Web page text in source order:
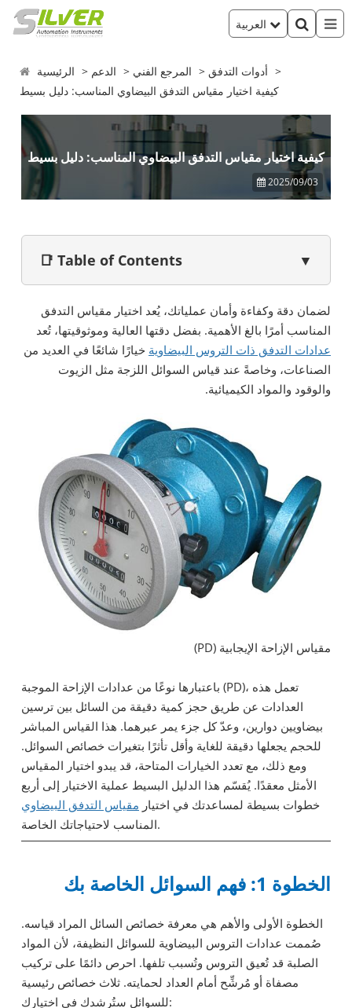
الرئيسية الدعم المرجع الفني
أدوات التدفق
كيفية اختيار مقياس التدفق البيضاوي المناسب: دليل بسيط
كيفية اختيار مقياس التدفق البيضاوي المناسب: دليل بسيط
2025/09/03
📑 Table of Contents ▼
لضمان دقة وكفاءة وأمان عملياتك، يُعد اختيار مقياس التدفق
المناسب أمرًا بالغ الأهمية. بفضل دقتها العالية وموثوقيتها، تُعد
عدادات التدفق ذات التروس البيضاوية خيارًا شائعًا في العديد من
الصناعات، وخاصةً عند قياس السوائل اللزجة مثل الزيوت
والوقود والمواد الكيميائية.
مقياس الإزاحة الإيجابية (PD)
باعتبارها نوعًا من عدادات الإزاحة الموجبة (PD)، تعمل هذه
العدادات عن طريق حجز كمية دقيقة من السائل بين ترسين
بيضاويين دوارين، وعدّ كل جزء يمر عبرهما. هذا القياس المباشر
للحجم يجعلها دقيقة للغاية وأقل تأثرًا بتغيرات خصائص السوائل.
ومع ذلك، مع تعدد الخيارات المتاحة، قد يبدو اختيار المقياس
الأمثل معقدًا. يُقسّم هذا الدليل البسيط عملية الاختيار إلى أربع
خطوات بسيطة لمساعدتك في اختيار مقياس التدفق البيضاوي
المناسب لاحتياجاتك الخاصة.
الخطوة 1: فهم السوائل الخاصة بك
الخطوة الأولى والأهم هي معرفة خصائص السائل المراد قياسه.
صُممت عدادات التروس البيضاوية للسوائل النظيفة، لأن المواد
الصلبة قد تُعيق التروس وتُسبب تلفها. احرص دائمًا على تركيب
مصفاة أو مُرشِّح أمام العداد لحمايته. ثلاث خصائص رئيسية
للسوائل ستُرشدك في اختيارك: